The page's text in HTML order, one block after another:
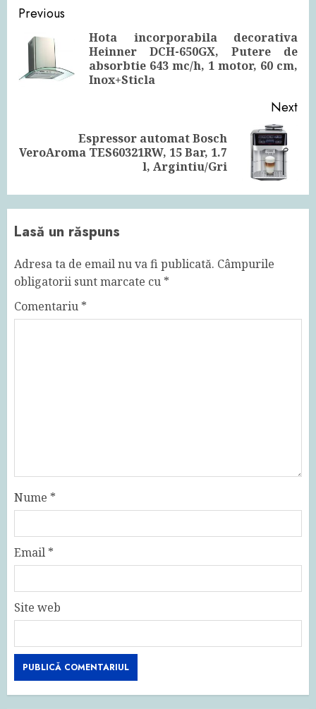
Continue
Reading
Previous
Hota incorporabila decorativa
Heinner DCH-650GX, Putere de
absorbtie 643 mc/h, 1 motor, 60 cm,
Inox+Sticla
Next
Next
Espressor automat Bosch
VeroAroma TES60321RW, 15 Bar, 1.7
l, Argintiu/Gri
Lasă un răspuns
Adresa ta de email nu va fi publicată. Câmpurile
obligatorii sunt marcate cu *
Comentariu *
Nume *
Email *
Site web